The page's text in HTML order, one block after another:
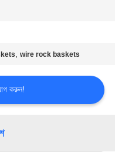
,wire rock baskets
করুন!